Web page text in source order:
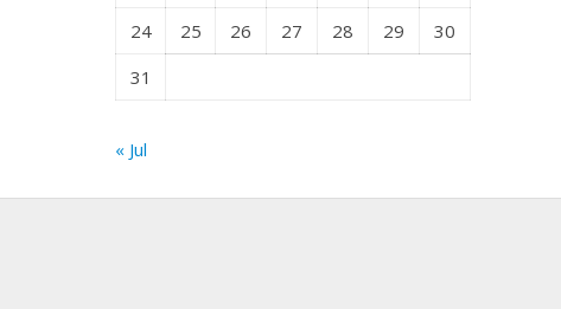
24
25 26 27 28 29
30
31
« Jul